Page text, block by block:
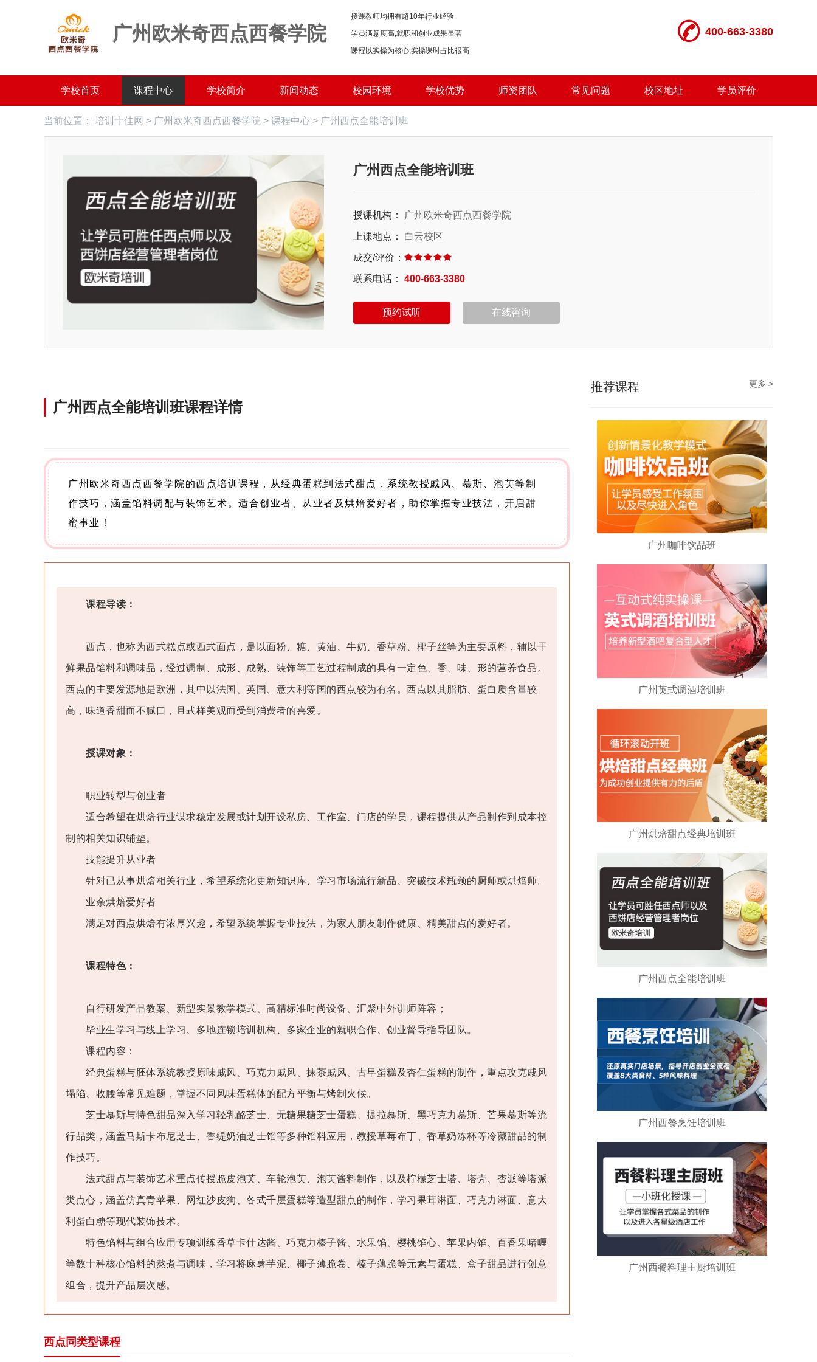
广州欧米奇西点西餐学院
授课教师均拥有超10年行业经验
学员满意度高,就职和创业成果显著
课程以实操为核心,实操课时占比很高
 400-663-3380
学校首页 课程中心 学校简介 新闻动态 校园环境 学校优势 师资团队 常见问题 校区地址 学员评价
当前位置： 培训十佳网 > 广州欧米奇西点西餐学院 > 课程中心 > 广州西点全能培训班
广州西点全能培训班
授课机构： 广州欧米奇西点西餐学院
上课地点： 白云校区
成交/评价：
联系电话： 400-663-3380
广州西点全能培训班课程详情
广州欧米奇西点西餐学院的西点培训课程，从经典蛋糕到法式甜点，系统教授戚风、慕斯、泡芙等制
作技巧，涵盖馅料调配与装饰艺术。适合创业者、从业者及烘焙爱好者，助你掌握专业技法，开启甜
蜜事业！
课程导读：
西点，也称为西式糕点或西式面点，是以面粉、糖、黄油、牛奶、香草粉、椰子丝等为主要原料，辅以干
鲜果品馅料和调味品，经过调制、成形、成熟、装饰等工艺过程制成的具有一定色、香、味、形的营养食品。
西点的主要发源地是欧洲，其中以法国、英国、意大利等国的西点较为有名。西点以其脂肪、蛋白质含量较
高，味道香甜而不腻口，且式样美观而受到消费者的喜爱。
授课对象：
职业转型与创业者
适合希望在烘焙行业谋求稳定发展或计划开设私房、工作室、门店的学员，课程提供从产品制作到成本控
制的相关知识铺垫。
技能提升从业者
针对已从事烘焙相关行业，希望系统化更新知识库、学习市场流行新品、突破技术瓶颈的厨师或烘焙师。
业余烘焙爱好者
满足对西点烘焙有浓厚兴趣，希望系统掌握专业技法，为家人朋友制作健康、精美甜点的爱好者。
课程特色：
自行研发产品教案、新型实景教学模式、高精标准时尚设备、汇聚中外讲师阵容；
毕业生学习与线上学习、多地连锁培训机构、多家企业的就职合作、创业督导指导团队。
课程内容：
经典蛋糕与胚体系统教授原味戚风、巧克力戚风、抹茶戚风、古早蛋糕及杏仁蛋糕的制作，重点攻克戚风
塌陷、收腰等常见难题，掌握不同风味蛋糕体的配方平衡与烤制火候。
芝士慕斯与特色甜品深入学习轻乳酪芝士、无糖果糖芝士蛋糕、提拉慕斯、黑巧克力慕斯、芒果慕斯等流
行品类，涵盖马斯卡布尼芝士、香缇奶油芝士馅等多种馅料应用，教授草莓布丁、香草奶冻杯等冷藏甜品的制
作技巧。
法式甜点与装饰艺术重点传授脆皮泡芙、车轮泡芙、泡芙酱料制作，以及柠檬芝士塔、塔壳、杏派等塔派
类点心，涵盖仿真青苹果、网红沙皮狗、各式千层蛋糕等造型甜点的制作，学习果茸淋面、巧克力淋面、意大
利蛋白糖等现代装饰技术。
特色馅料与组合应用专项训练香草卡仕达酱、巧克力榛子酱、水果馅、樱桃馅心、苹果内馅、百香果啫喱
等数十种核心馅料的熬煮与调味，学习将麻薯芋泥、椰子薄脆卷、榛子薄脆等元素与蛋糕、盒子甜品进行创意
组合，提升产品层次感。
西点同类型课程
推荐课程 更多 >
广州咖啡饮品班
广州英式调酒培训班
广州烘焙甜点经典培训班
广州西点全能培训班
广州西餐烹饪培训班
广州西餐料理主厨培训班